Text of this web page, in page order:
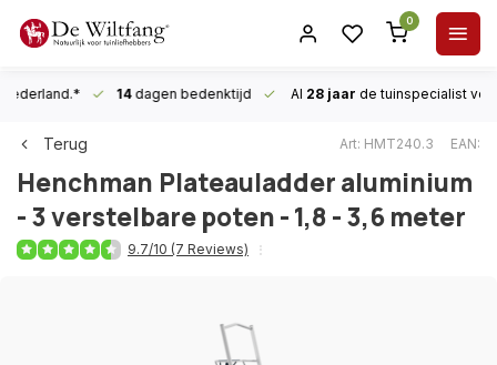
0
14dagen bedenktijd Al 28 jaar de tuinspecialist
Terug Art: HMT240.3 EAN:
Henchman Plateauladder aluminium
- 3 verstelbare poten - 1,8 - 3,6 meter
9.7/10 (7 Reviews)